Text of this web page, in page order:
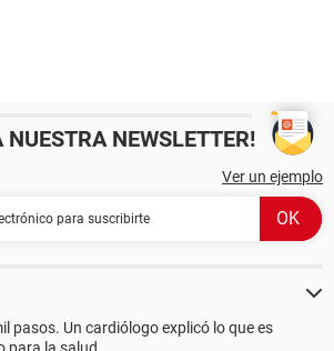
NUESTRA NEWSLETTER!
Ver un ejemplo
pasos. Un cardiólogo explicó lo que es